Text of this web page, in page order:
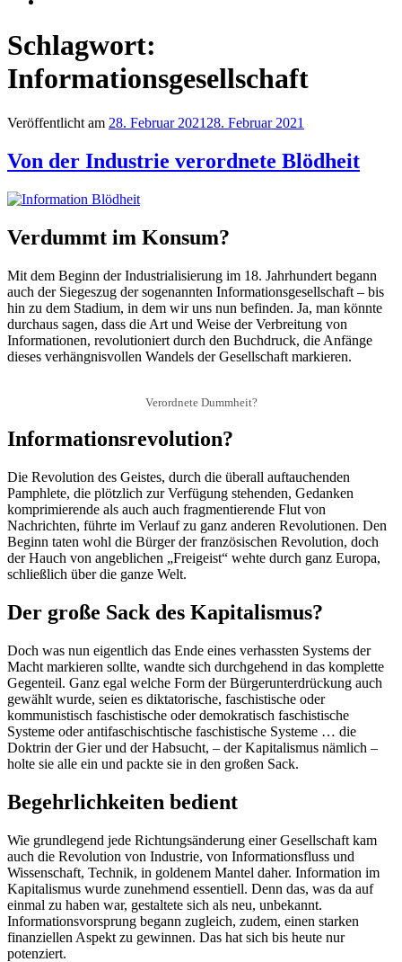
Schlagwort:
Informationsgesellschaft
Veröffentlicht am 28. Februar 2021 28. Februar 2021
Von der Industrie verordnete Blödheit
Verdummt im Konsum?
Mit dem Beginn der Industrialisierung im 18. Jahrhundert begann
auch der Siegeszug der sogenannten Informationsgesellschaft – bis
hin zu dem Stadium, in dem wir uns nun befinden. Ja, man könnte
durchaus sagen, dass die Art und Weise der Verbreitung von
Informationen, revolutioniert durch den Buchdruck, die Anfänge
dieses verhängnisvollen Wandels der Gesellschaft markieren.
Verordnete Dummheit?
Informationsrevolution?
Die Revolution des Geistes, durch die überall auftauchenden
Pamphlete, die plötzlich zur Verfügung stehenden, Gedanken
komprimierende als auch auch fragmentierende Flut von
Nachrichten, führte im Verlauf zu ganz anderen Revolutionen. Den
Beginn taten wohl die Bürger der französischen Revolution, doch
der Hauch von angeblichen „Freigeist“ wehte durch ganz Europa,
schließlich über die ganze Welt.
Der große Sack des Kapitalismus?
Doch was nun eigentlich das Ende eines verhassten Systems der
Macht markieren sollte, wandte sich durchgehend in das komplette
Gegenteil. Ganz egal welche Form der Bürgerunterdrückung auch
gewählt wurde, seien es diktatorische, faschistische oder
kommunistisch faschistische oder demokratisch faschistische
Systeme oder antifaschischtische faschistische Systeme … die
Doktrin der Gier und der Habsucht, – der Kapitalismus nämlich –
holte sie alle ein und packte sie in den großen Sack.
Begehrlichkeiten bedient
Wie grundlegend jede Richtungsänderung einer Gesellschaft kam
auch die Revolution von Industrie, von Informationsfluss und
Wissenschaft, Technik, in goldenem Mantel daher. Information im
Kapitalismus wurde zunehmend essentiell. Denn das, was da auf
einmal zu haben war, gestaltete sich als neu, unbekannt.
Informationsvorsprung begann zugleich, zudem, einen starken
finanziellen Aspekt zu gewinnen. Das hat sich bis heute nur
potenziert.